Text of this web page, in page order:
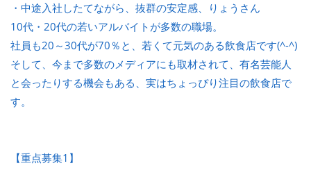
・中途入社したてながら、抜群の安定感、りょうさん
10代・20代の若いアルバイトが多数の職場。
社員も20～30代が70％と、若くて元気のある飲食店です(^-^)
そして、今まで多数のメディアにも取材されて、有名芸能人
と会ったりする機会もある、実はちょっぴり注目の飲食店で
す。
【重点募集1】